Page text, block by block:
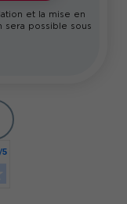
et la mise en
possible sous